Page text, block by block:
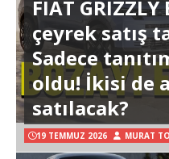
FIAT GRIZZLY
çeyrek satış
Sadece
oldu! İkisi de
satılacak?
19 TEMMUZ 2026 MURAT